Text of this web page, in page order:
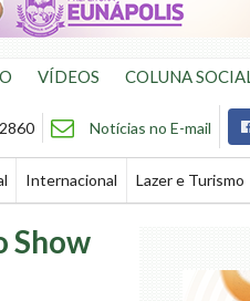
VÍDEOS COLUNA SOCIAL
Notícias no E-mail
Internacional Lazer e Turismo
Show